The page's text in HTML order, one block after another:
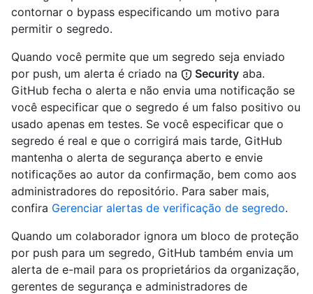
contornar o bypass especificando um motivo para
permitir o segredo.
Quando você permite que um segredo seja enviado
por push, um alerta é criado na
Security aba.
GitHub fecha o alerta e não envia uma notificação se
você especificar que o segredo é um falso positivo ou
usado apenas em testes. Se você especificar que o
segredo é real e que o corrigirá mais tarde, GitHub
mantenha o alerta de segurança aberto e envie
notificações ao autor da confirmação, bem como aos
administradores do repositório. Para saber mais,
confira Gerenciar alertas de verificação de segredo.
Quando um colaborador ignora um bloco de proteção
por push para um segredo, GitHub também envia um
alerta de e-mail para os proprietários da organização,
gerentes de segurança e administradores de